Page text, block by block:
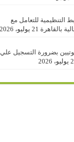
التنظيمية للتعامل مع
بالقاهرة 21 يوليو، 2026
بضرورة التسجيل علي
2026